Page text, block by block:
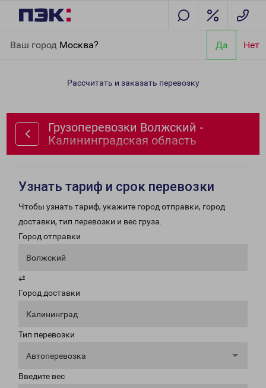
Ваш город Москва? Да Нет
Калининградская область
Рассчитать и заказать перевозку
Грузоперевозки Волжский -
Калининградская область
Узнать тариф и срок перевозки
Чтобы узнать тариф, укажите город отправки, город
доставки, тип перевозки и вес груза.
Город отправки
Волжский
⇄
Город доставки
Калининград
Тип перевозки
Автоперевозка
Введите вес